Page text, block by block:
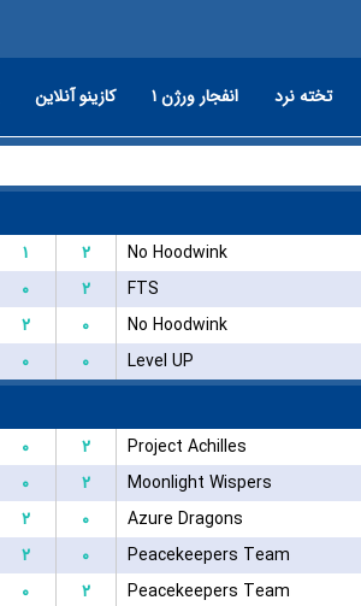
تخته نرد انفجار ورژن ۱ کازینو آنلاین
۱ ۲ No Hoodwink
۰ ۲ FTS
۲ ۰ No Hoodwink
۰ ۰ Level UP
۰ ۲ Project Achilles
۰ ۲ Moonlight Wispers
۲ ۰ Azure Dragons
۲ ۰ Peacekeepers Team
۰ ۲ Peacekeepers Team